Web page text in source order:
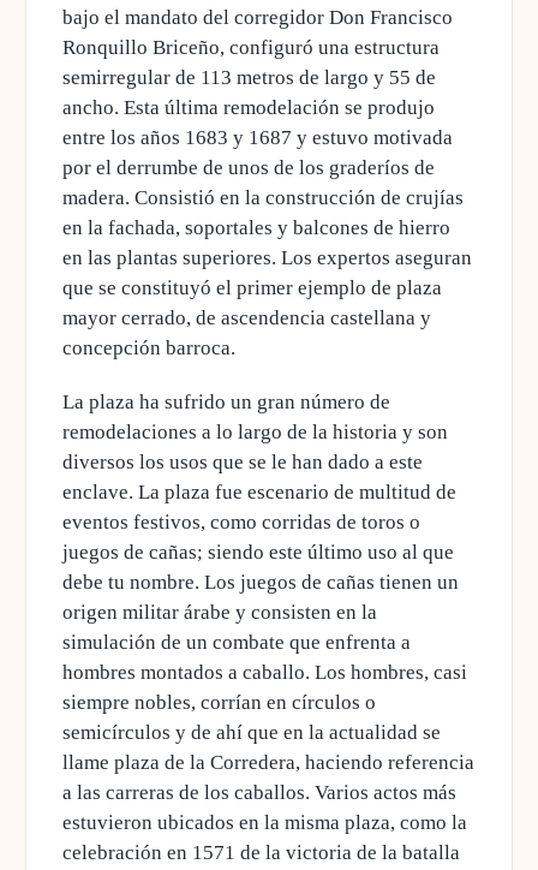
bajo el mandato del corregidor Don Francisco
Ronquillo Briceño, configuró una estructura
semirregular de 113 metros de largo y 55 de
ancho. Esta última remodelación se produjo
entre los años 1683 y 1687 y estuvo motivada
por el derrumbe de unos de los graderíos de
madera. Consistió en la construcción de crujías
en la fachada, soportales y balcones de hierro
en las plantas superiores. Los expertos aseguran
que se constituyó el primer ejemplo de plaza
mayor cerrado, de ascendencia castellana y
concepción barroca.
La plaza ha sufrido un gran número de
remodelaciones a lo largo de la historia y son
diversos los usos que se le han dado a este
enclave. La plaza fue escenario de multitud de
eventos festivos, como corridas de toros o
juegos de cañas; siendo este último uso al que
debe tu nombre. Los juegos de cañas tienen un
origen militar árabe y consisten en la
simulación de un combate que enfrenta a
hombres montados a caballo. Los hombres, casi
siempre nobles, corrían en círculos o
semicírculos y de ahí que en la actualidad se
llame plaza de la Corredera, haciendo referencia
a las carreras de los caballos. Varios actos más
estuvieron ubicados en la misma plaza, como la
celebración en 1571 de la victoria de la batalla